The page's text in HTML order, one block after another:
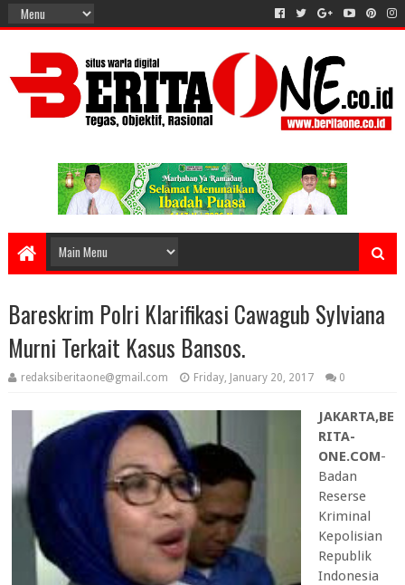
Bareskrim Polri Klarifikasi Cawagub Sylviana
Murni Terkait Kasus Bansos.
redaksiberitaone@gmail.com Friday, January 20, 2017 0
JAKARTA,BE
RITA-
ONE.COM-
Badan
Reserse
Kriminal
Kepolisian
Republik
Indonesia